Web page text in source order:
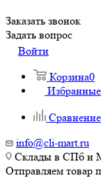
Заказать звонок
Задать вопрос
Войти
Корзина0
info@cli-mart.ru
Склады в СПб и
Отправляем товар